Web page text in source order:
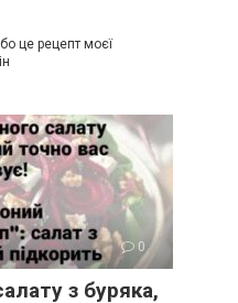
це рецепт моєї
0
з буряка,